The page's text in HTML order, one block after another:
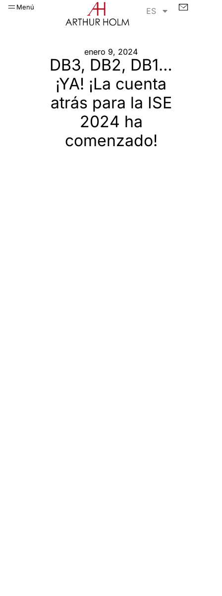
Menú ES
enero 9, 2024
DB3, DB2, DB1…
¡YA! ¡La cuenta
atrás para la ISE
2024 ha
comenzado!